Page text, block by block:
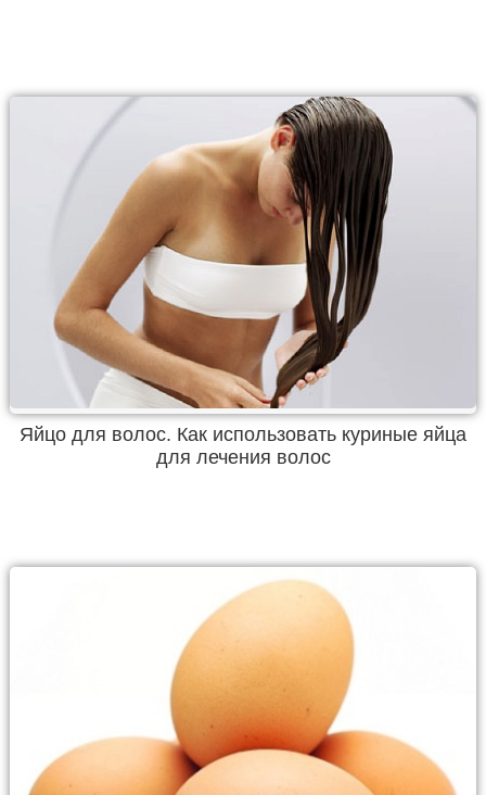
Яйцо для волос. Как использовать куриные яйца
для лечения волос